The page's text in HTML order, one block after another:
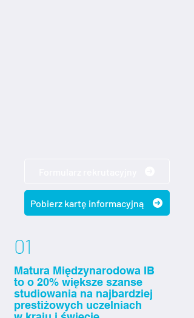
Pobierz kartę informacyjną
01
Matura Międzynarodowa IB
to o 20% większe szanse
studiowania na najbardziej
prestiżowych uczelniach